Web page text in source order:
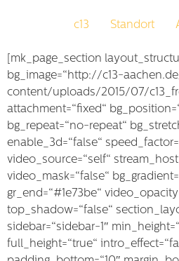
c13 Standort
[mk_page_section
bg_image=“http://c13-
content/uploads/2015/07/
attachment=“fixed“
bg_repeat=“no-repeat“
enable_3d=“false“
video_source=“self“
video_mask=“false“
gr_end=“#1e73be“
top_shadow=“false“
sidebar=“sidebar-1″
full_height=“true“